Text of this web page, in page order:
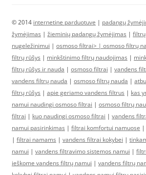
© 2014 internetine parduotuve | padangų
žymėjimas | žieminių padangų žymėjimas |
nugeležinimui | osmoso filtrai> | osmoso filtrų
filtrų rūšys | minkštinimo filtrų naudojimas |
filtrų rūšys ir nauda | osmoso filtrai | vandens
vandens filtrų nauda | osmoso filtrų nauda |
filtrų rūšys | apie geriamo vandens filtrus | kas
namui naudingi osmoso filtrai | osmoso filtrų
filtrai | kuo naudingi osmoso filtrai | vandens
namui pasirinkimas | filtrai komfortui namuose |
| filtrai namams | vandens filtrai kokybei |
namui | vandens filtravimo sistemos namui |
ieškome vandens filtrų namui | vandens filtrų